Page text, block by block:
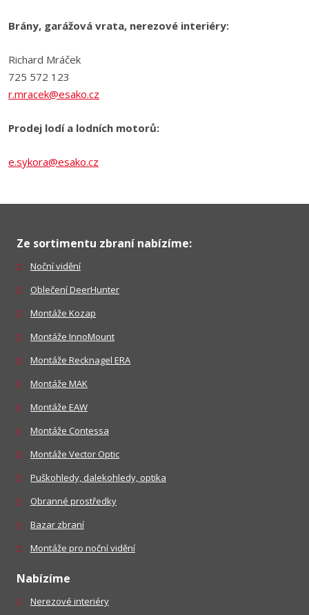
Brány, garážová vrata, nerezové interiéry:
Richard Mráček
725 572 123
r.mracek@esako.cz
Prodej lodí a lodních motorů:
e.sykora@esako.cz
Ze sortimentu zbraní nabízíme:
Noční vidění
Oblečení DeerHunter
Montáže Kozap
Montáže InnoMount
Montáže Recknagel ERA
Montáže MAK
Montáže EAW
Montáže Contessa
Montáže Vector Optic
Puškohledy, dalekohledy, optika
Obranné prostředky
Bazar zbraní
Montáže pro noční vidění
Nabízíme
Nerezové interiéry